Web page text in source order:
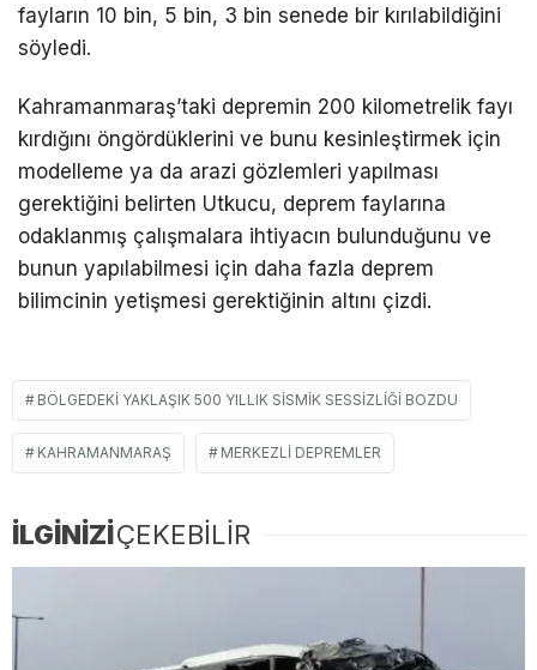
fayların 10 bin, 5 bin, 3 bin senede bir kırılabildiğini
söyledi.
Kahramanmaraş’taki depremin 200 kilometrelik fayı
kırdığını öngördüklerini ve bunu kesinleştirmek için
modelleme ya da arazi gözlemleri yapılması
gerektiğini belirten Utkucu, deprem faylarına
odaklanmış çalışmalara ihtiyacın bulunduğunu ve
bunun yapılabilmesi için daha fazla deprem
bilimcinin yetişmesi gerektiğinin altını çizdi.
BÖLGEDEKI YAKLAŞIK 500 YILLIK SISMIK SESSIZLIĞI BOZDU
KAHRAMANMARAŞ MERKEZLI DEPREMLER
İLGİNİZİÇEKEBİLİR